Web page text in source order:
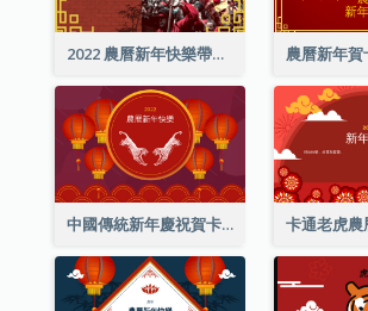
2022 農曆新年快樂帶照片賀卡
中國傳統新年慶祝賀卡